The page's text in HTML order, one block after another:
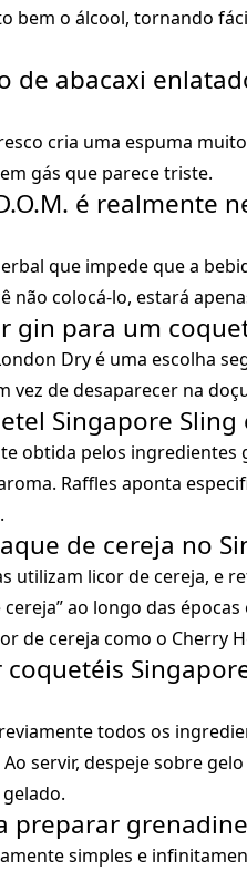
bem o álcool, tornando
de abacaxi
cria uma espuma
gás que parece triste.
é realmente
que impede que a
não colocá-lo, estará
gin para um
Dry é uma escolha
vez de desaparecer na
Singapore Sling
obtida pelos ingredientes
Raffles aponta
de cereja no
utilizam licor de cereja, e
ao longo das
de cereja como o Cherry
todos os
servir, despeje sobre
preparar
simples e